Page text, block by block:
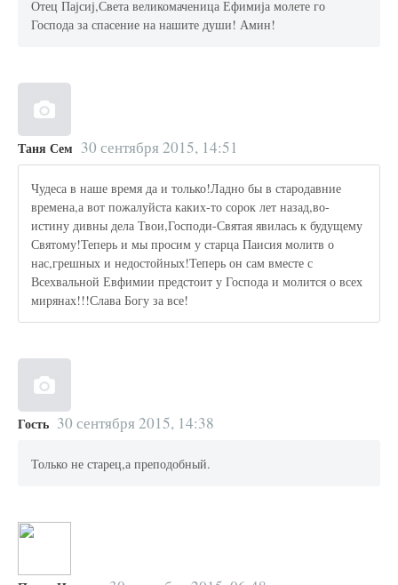
Отец Пајсиј,Света великомаченица Ефимија молете го
Господа за спасение на нашите души! Амин!
Таня Сем 30 сентября 2015, 14:51
Чудеса в наше время да и только!Ладно бы в стародавние
времена,а вот пожалуйста каких-то сорок лет назад,во-
истину дивны дела Твои,Господи-Святая явилась к будущему
Святому!Теперь и мы просим у старца Паисия молитв о
нас,грешных и недостойных!Теперь он сам вместе с
Всехвальной Евфимии предстоит у Господа и молится о всех
мирянах!!!Слава Богу за все!
Гость 30 сентября 2015, 14:38
Только не старец,а преподобный.